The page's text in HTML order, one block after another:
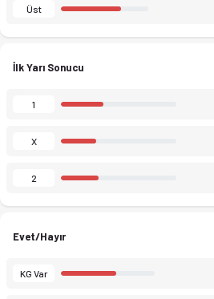
Üst
İlk Yarı Sonucu
1
X
2
Evet/Hayır
KG Var